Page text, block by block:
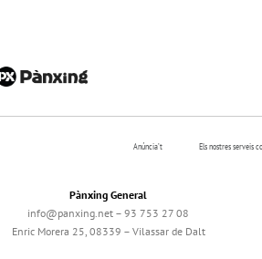
Anúncia’t Els nostres serveis
Pànxing General
info@panxing.net – 93 753 27 08
Enric Morera 25, 08339 – Vilassar de Dalt